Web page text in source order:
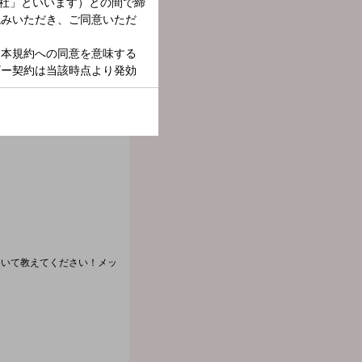
て教えてください！メッ